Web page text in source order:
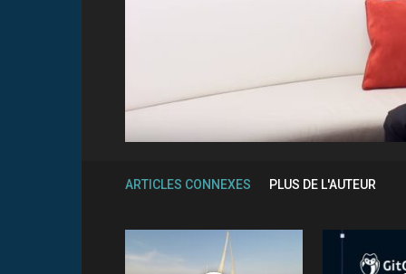
ARTICLES CONNEXES PLUS DE L'AUTEUR